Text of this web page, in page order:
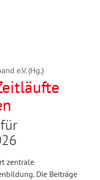
e.V. (Hg.)
zentrale
Die Beiträge